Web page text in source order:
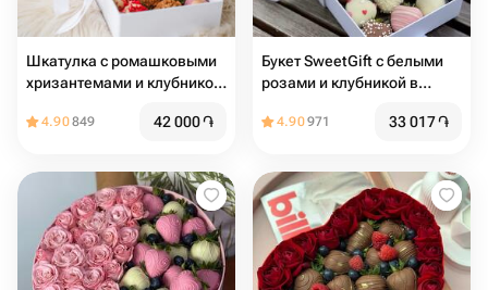
Шкатулка с ромашковыми
хризантемами и клубникой
4.90849 42 000֏
Букет SweetGift с белыми
розами и клубникой в
4.90971 33 017֏